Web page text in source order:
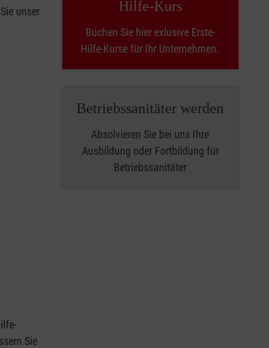
unser
Sie
Hilfe-Kurs
Buchen Sie hier exlusive Erste-
Hilfe-Kurse für Ihr Unternehmen.
Betriebssanitäter werden
Absolvieren Sie bei uns Ihre
Ausbildung oder Fortbildung für
Betriebssanitäter